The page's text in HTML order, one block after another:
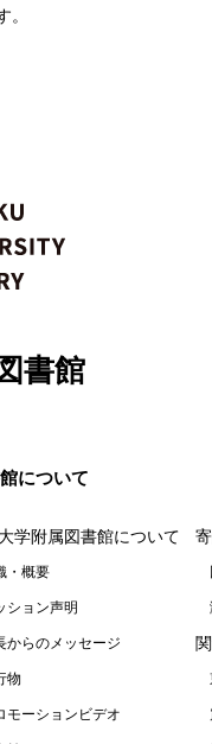
書館
について
学附属図書館について
・概要
ション声明
からのメッセージ
物
モーションビデオ